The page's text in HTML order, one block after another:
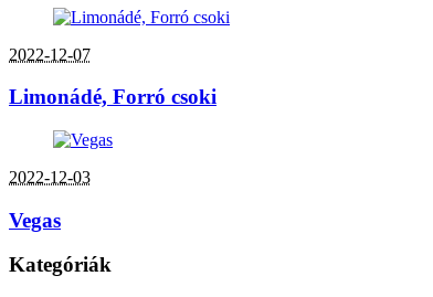
2022-12-07
Limonádé, Forró csoki
2022-12-03
Vegas
Kategóriák